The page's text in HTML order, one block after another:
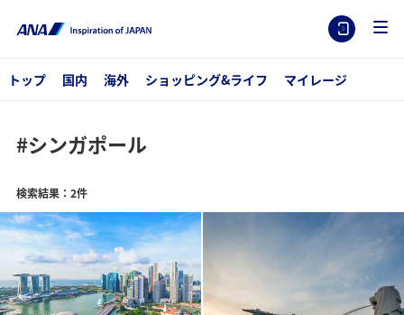
トップ 国内 海外 ショッピング&ライフ マイレージ
#シンガポール
検索結果：2件